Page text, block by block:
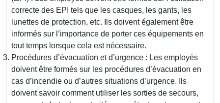
correcte des EPI tels que les casques, les gants, les
lunettes de protection, etc. Ils doivent également être
informés sur l’importance de porter ces équipements en
tout temps lorsque cela est nécessaire.
Procédures d’évacuation et d’urgence : Les employés
doivent être formés sur les procédures d’évacuation en
cas d’incendie ou d’autres situations d’urgence. Ils
doivent savoir comment utiliser les sorties de secours,